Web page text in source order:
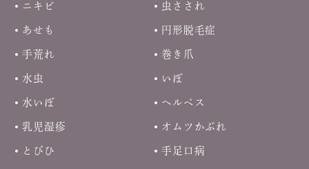
ニキビ 虫さされ
あせも 円形脱毛症
手荒れ 巻き爪
水虫 いぼ
水いぼ ヘルペス
乳児湿疹 オムツかぶれ
とびひ 手足口病